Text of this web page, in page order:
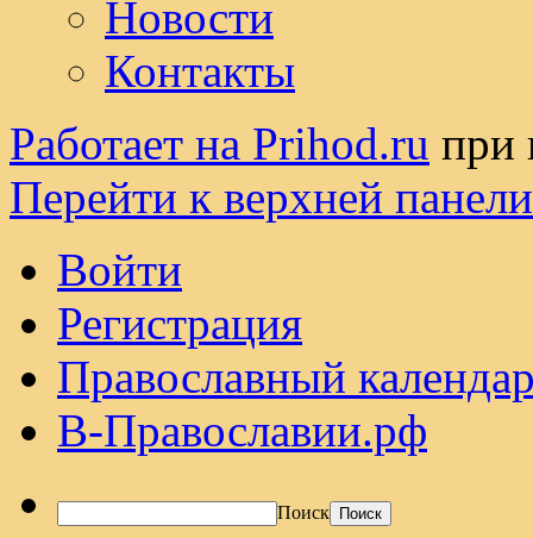
Новости
Контакты
Работает на Prihod.ru при
Перейти к верхней панели
Войти
Регистрация
Православный
В-Православии.рф
Поиск